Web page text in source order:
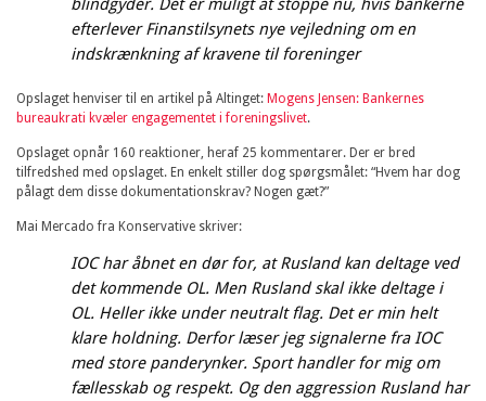
efterlever Finanstilsynets nye vejledning om en
indskrænkning af kravene til foreninger
Opslaget henviser til en artikel på Altinget: Mogens Jensen: Bankernes
bureaukrati kvæler engagementet i foreningslivet.
Opslaget opnår 160 reaktioner, heraf 25 kommentarer. Der er bred
tilfredshed med opslaget. En enkelt stiller dog spørgsmålet: “Hvem har dog
pålagt dem disse dokumentationskrav? Nogen gæt?”
Mai Mercado fra Konservative skriver:
IOC har åbnet en dør for, at Rusland kan deltage ved
det kommende OL. Men Rusland skal ikke deltage i
OL. Heller ikke under neutralt flag. Det er min helt
klare holdning. Derfor læser jeg signalerne fra IOC
med store panderynker. Sport handler for mig om
fællesskab og respekt. Og den aggression Rusland har